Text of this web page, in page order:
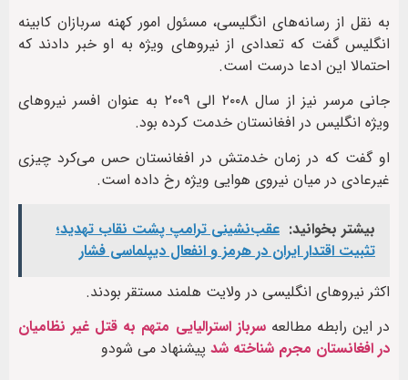
به نقل از رسانه‌های انگلیسی، مسئول امور کهنه سربازان کابینه
انگلیس گفت که تعدادی از نیروهای ویژه به او خبر دادند که
احتمالا این ادعا درست است.
جانی مرسر نیز از سال ۲۰۰۸ الی ۲۰۰۹ به عنوان افسر نیروهای
ویژه انگلیس در افغانستان خدمت کرده بود.
او گفت که در زمان خدمتش در افغانستان حس می‌کرد چیزی
غیرعادی در میان نیروی هوایی ویژه رخ داده است.
بیشتر بخوانید: عقب‌نشینی ترامپ پشت نقاب تهدید؛
تثبیت اقتدار ایران در هرمز و انفعال دیپلماسی فشار
اکثر نیروهای انگلیسی در ولایت هلمند مستقر بودند.
در این رابطه مطالعهسرباز استرالیایی متهم به قتل غیر نظامیان
در افغانستان مجرم شناخته شد پیشنهاد می شودو